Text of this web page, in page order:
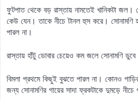
ফুটপাত থেকে বড় রাস্তায় নামতেই খানিকটা জল।
কেউ যেন। তাকে নীচে টানল হুস করে। সোনামণি
পারল না।
রাস্তায় হাঁটু ডোবার চেয়েও কম জলে সোনামণি
বিমলা প্রথমে কিছুই বুঝতে পারল না। কোনও
জন্য সোনামণির গায়ের সাদা ফ্রকটাকে দুমড়ে